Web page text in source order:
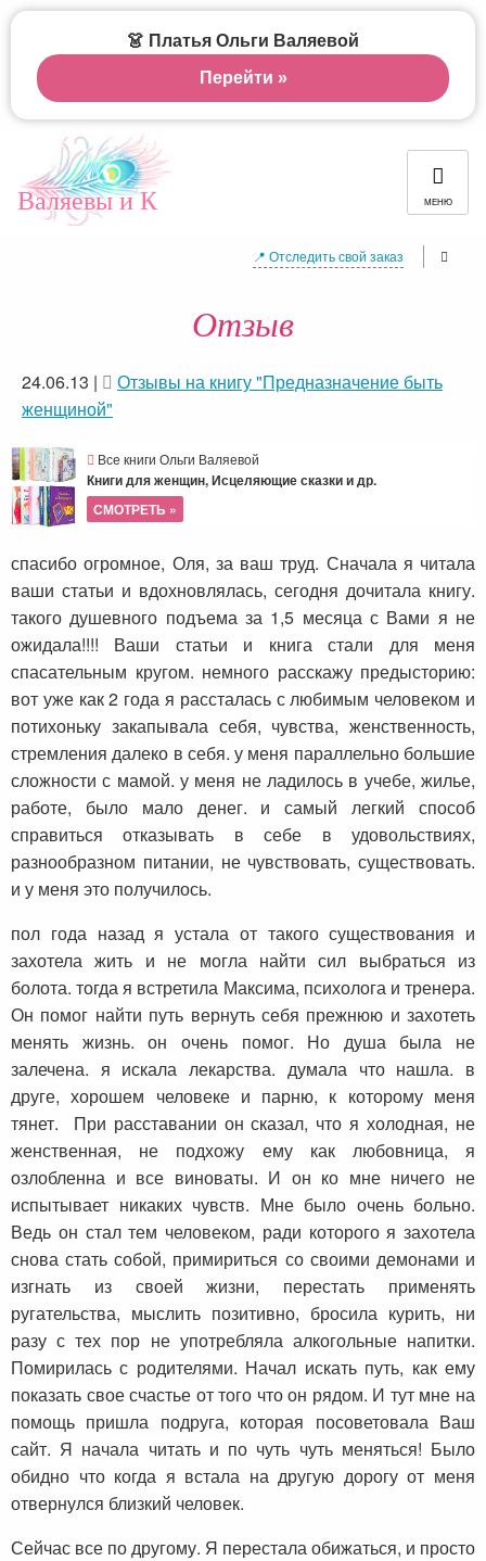
Валяевы и К МЕНЮ
📍 Отследить свой заказ
Отзыв
24.06.13 |
Отзывы на книгу "Предназначение быть
женщиной"
Все книги Ольги Валяевой
Книги для женщин, Исцеляющие сказки и др.
СМОТРЕТЬ »
спасибо огромное, Оля, за ваш труд. Сначала я читала
ваши статьи и вдохновлялась, сегодня дочитала книгу.
такого душевного подъема за 1,5 месяца с Вами я не
ожидала!!!! Ваши статьи и книга стали для меня
спасательным кругом. немного расскажу предысторию:
вот уже как 2 года я рассталась с любимым человеком и
потихоньку закапывала себя, чувства, женственность,
стремления далеко в себя. у меня параллельно большие
сложности с мамой. у меня не ладилось в учебе, жилье,
работе, было мало денег. и самый легкий способ
справиться отказывать в себе в удовольствиях,
разнообразном питании, не чувствовать, существовать.
и у меня это получилось.
пол года назад я устала от такого существования и
захотела жить и не могла найти сил выбраться из
болота. тогда я встретила Максима, психолога и тренера.
Он помог найти путь вернуть себя прежнюю и захотеть
менять жизнь. он очень помог. Но душа была не
залечена. я искала лекарства. думала что нашла. в
друге, хорошем человеке и парню, к которому меня
тянет. При расставании он сказал, что я холодная, не
женственная, не подхожу ему как любовница, я
озлобленна и все виноваты. И он ко мне ничего не
испытывает никаких чувств. Мне было очень больно.
Ведь он стал тем человеком, ради которого я захотела
снова стать собой, примириться со своими демонами и
изгнать из своей жизни, перестать применять
ругательства, мыслить позитивно, бросила курить, ни
разу с тех пор не употребляла алкогольные напитки.
Помирилась с родителями. Начал искать путь, как ему
показать свое счастье от того что он рядом. И тут мне на
помощь пришла подруга, которая посоветовала Ваш
сайт. Я начала читать и по чуть чуть меняться! Было
обидно что когда я встала на другую дорогу от меня
отвернулся близкий человек.
Сейчас все по другому. Я перестала обижаться, и просто
👗 Платья Ольги Валяевой
Перейти »